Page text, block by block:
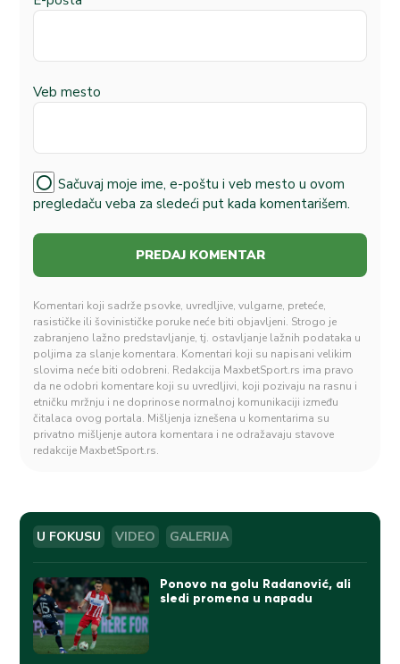
Veb mesto
Sačuvaj moje ime, e-poštu i veb mesto u ovom
pregledaču veba za sledeći put kada komentarišem.
Komentari koji sadrže psovke, uvredljive, vulgarne, preteće,
rasističke ili šovinističke poruke neće biti objavljeni. Strogo je
zabranjeno lažno predstavljanje, tj. ostavljanje lažnih podataka u
poljima za slanje komentara. Komentari koji su napisani velikim
slovima neće biti odobreni. Redakcija MaxbetSport.rs ima pravo
da ne odobri komentare koji su uvredljivi, koji pozivaju na rasnu i
etničku mržnju i ne doprinose normalnoj komunikaciji između
čitalaca ovog portala. Mišljenja iznešena u komentarima su
privatno mišljenje autora komentara i ne odražavaju stavove
redakcije MaxbetSport.rs.
U FOKUSU VIDEO GALERIJA
Ponovo na golu Radanović, ali
sledi promena u napadu